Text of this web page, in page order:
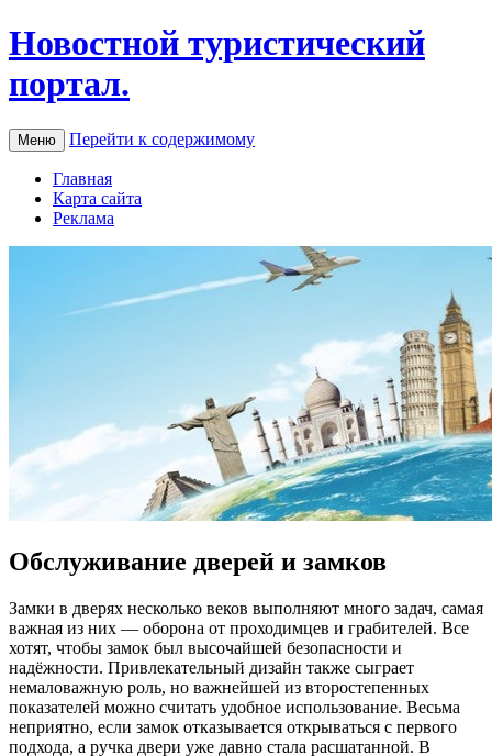
Новостной туристический
портал.
Меню Перейти к содержимому
Главная
Карта сайта
Реклама
Обслуживание дверей и замков
Зaмки в двeряx несколько веков выполняют много задач, самая
важная из них — оборона от проходимцев и грабителей. Все
хотят, чтобы замок был высочайшей безопасности и
надёжности. Привлекательный дизайн также сыграет
немаловажную роль, но важнейшей из второстепенных
показателей можно считать удобное использование. Весьма
неприятно, если замок отказывается открываться с первого
подхода, а ручка двери уже давно стала расшатанной. В